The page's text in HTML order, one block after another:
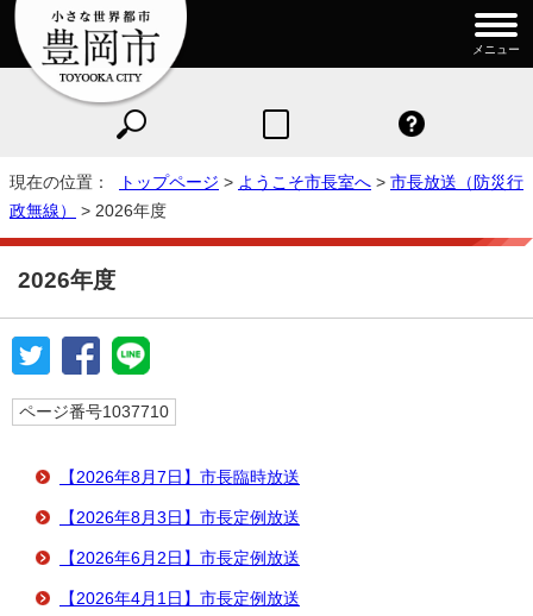
メニュー
現在の位置： トップページ > ようこそ市長室へ > 市長放送（防災行
政無線）
> 2026年度
2026年度
ページ番号1037710
【2026年8月7日】市長臨時放送
【2026年8月3日】市長定例放送
【2026年6月2日】市長定例放送
【2026年4月1日】市長定例放送